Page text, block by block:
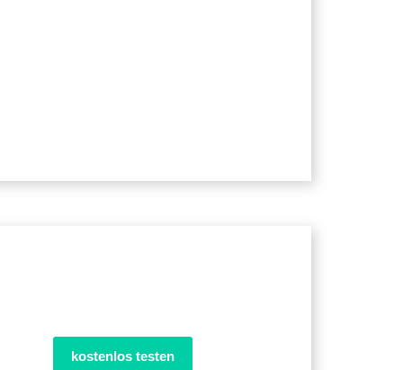
kostenlos testen